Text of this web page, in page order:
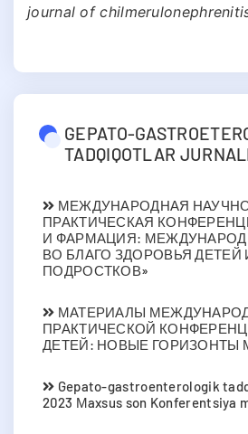
journal of
GEPATO-
TADQIQOTLAR
МЕЖДУНАРОДНАЯ
ПРАКТИЧЕСКАЯ
И ФАРМАЦИЯ:
ВО БЛАГО ЗДОРОВЬЯ ДЕТЕЙ
ПОДРОСТКОВ»
МАТЕРИАЛЫ
ПРАКТИЧЕСКОЙ
ДЕТЕЙ: НОВЫЕ ГОРИЗОНТЫ
Gepato-gastroenterologik
2023 Мaxsus son Konferentsiya